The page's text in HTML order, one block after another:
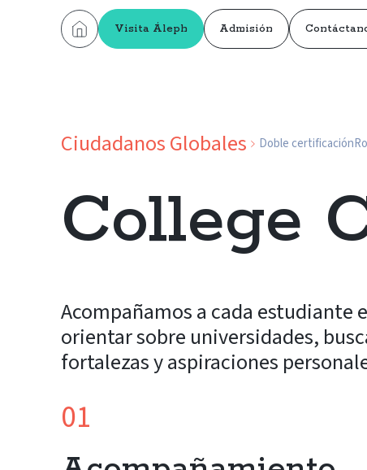
Visita Áleph Admisión
Ciudadanos Globales Doble certificación
College
Acompañamos a cada estudiante
orientar sobre universidades,
fortalezas y aspiraciones
01